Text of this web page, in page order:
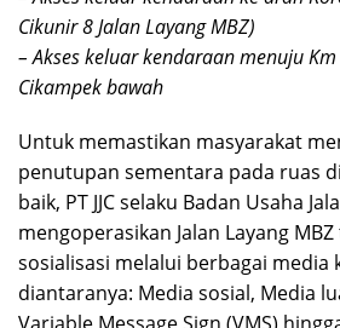
Cikunir 8 Jalan Layang MBZ)
– Akses keluar kendaraan menuju
Cikampek bawah
Untuk memastikan masyarakat
penutupan sementara pada ruas
baik, PT JJC selaku Badan Usaha
mengoperasikan Jalan Layang
sosialisasi melalui berbagai media
diantaranya: Media sosial, Media